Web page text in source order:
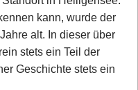
kann, wurde der
alt. In dieser über
stets ein Teil der
Geschichte stets ein